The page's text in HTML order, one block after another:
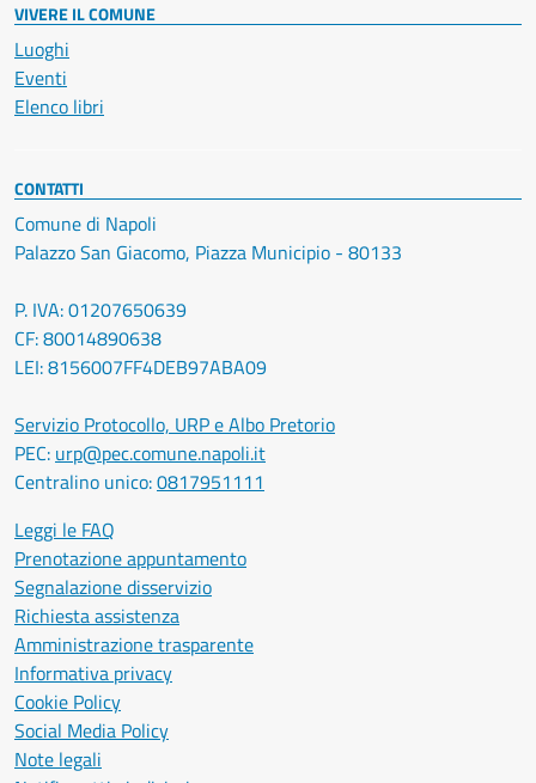
VIVERE IL COMUNE
Luoghi
Eventi
Elenco libri
CONTATTI
Comune di Napoli
Palazzo San Giacomo, Piazza Municipio - 80133
P. IVA: 01207650639
CF: 80014890638
LEI: 8156007FF4DEB97ABA09
Servizio Protocollo, URP e Albo Pretorio
PEC: urp@pec.comune.napoli.it
Centralino unico:0817951111
Leggi le FAQ
Prenotazione appuntamento
Segnalazione disservizio
Richiesta assistenza
Amministrazione trasparente
Informativa privacy
Cookie Policy
Social Media Policy
Note legali